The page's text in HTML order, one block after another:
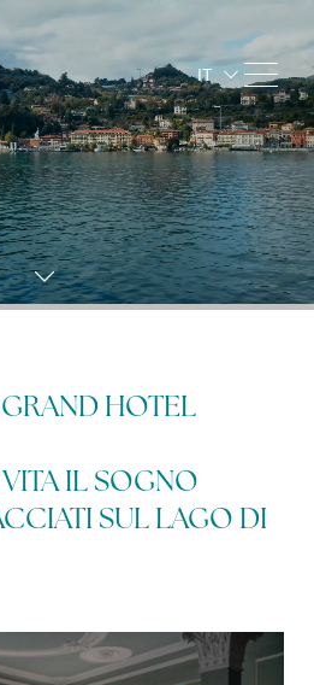
Arrivo e
partenza
9
ago 202610 ago
1
0 bambini
Modifica /
Cancella
IT
EN
FR
DE
HOTEL
IL SOGNO
SUL LAGO DI